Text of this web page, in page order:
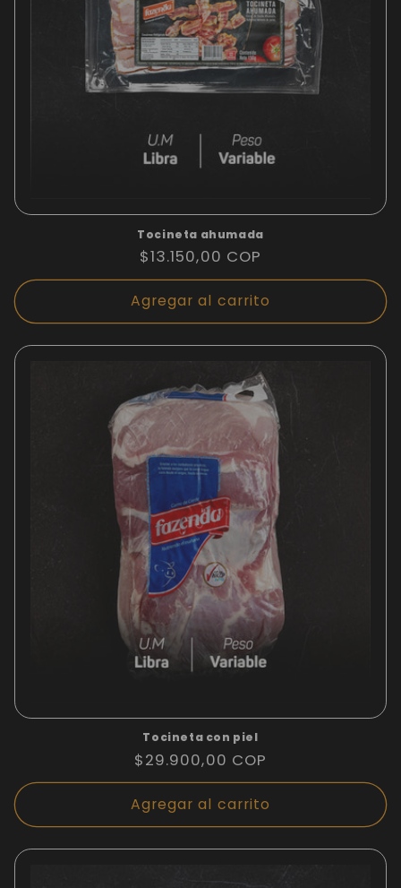
Tocineta ahumada
Precio
habitual
$13.150,00 COP
Agregar al carrito
Tocineta con piel
Precio
habitual
$29.900,00 COP
Agregar al carrito